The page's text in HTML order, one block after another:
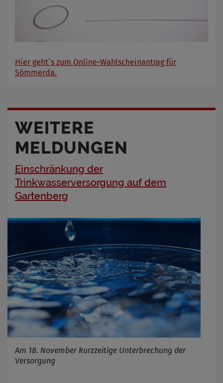
Hier geht´s zum Online-Wahlscheinantrag für
Sömmerda.
WEITERE
MELDUNGEN
Einschränkung der
Trinkwasserversorgung auf dem
Gartenberg
Am 18. November kurzzeitige Unterbrechung der
Versorgung